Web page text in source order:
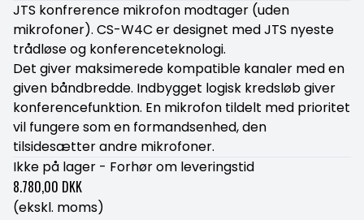
JTS konfrerence mikrofon modtager (uden
mikrofoner). CS-W4C er designet med JTS nyeste
trådløse og konferenceteknologi.
Det giver maksimerede kompatible kanaler med en
given båndbredde. Indbygget logisk kredsløb giver
konferencefunktion. En mikrofon tildelt med prioritet
vil fungere som en formandsenhed, den
tilsidesætter andre mikrofoner.
Ikke på lager - Forhør om leveringstid
8.780,00 DKK
(ekskl. moms)